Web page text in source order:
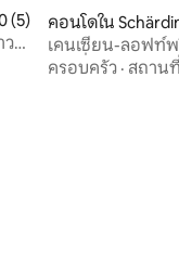
นเฉลี่ย 5.0 จาก 5, 5 รีวิว
(5)
ว
คอนโดใน
เคนเซียน-ลอฟท์พ
รวมที่จอดรถ
ครอบครัว · สถานที่